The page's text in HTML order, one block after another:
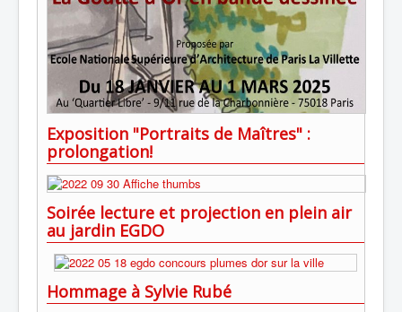
Exposition "Portraits de Maîtres" :
prolongation!
Soirée lecture et projection en plein air
au jardin EGDO
Hommage à Sylvie Rubé